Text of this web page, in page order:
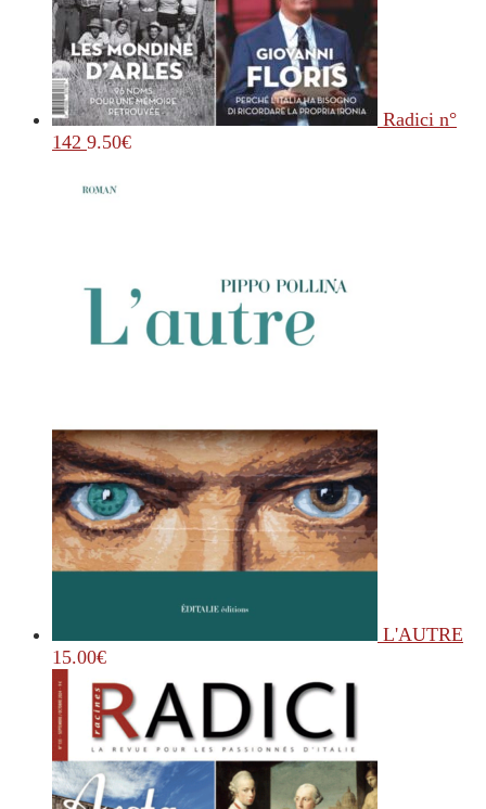
Radici n°
142 9.50€
L'AUTRE
15.00€